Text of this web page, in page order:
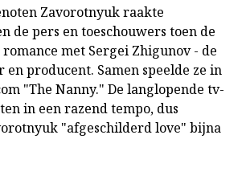
Zavorotnyuk raakte
de pers en toeschouwers toen de
met Sergei Zhigunov - de
en producent. Samen speelde ze in
"The Nanny." De langlopende tv-
in een razend tempo, dus
"afgeschilderd love" bijna